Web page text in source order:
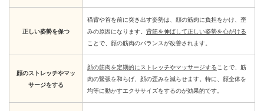
正しい姿勢を保つ
猫背や首を前に突き出す姿勢は、顔の筋肉に負担をかけ、歪
みの原因になります。 背筋を伸ばして正しい姿勢を心がける
ことで、顔の筋肉のバランスが改善されます。
顔のストレッチやマッ
サージをする
顔の筋肉を定期的にストレッチやマッサージする ことで、筋
肉の緊張を和らげ、顔の歪みを減らせます。特に、顔全体を
均等に動かすエクササイズをするのが効果的です。